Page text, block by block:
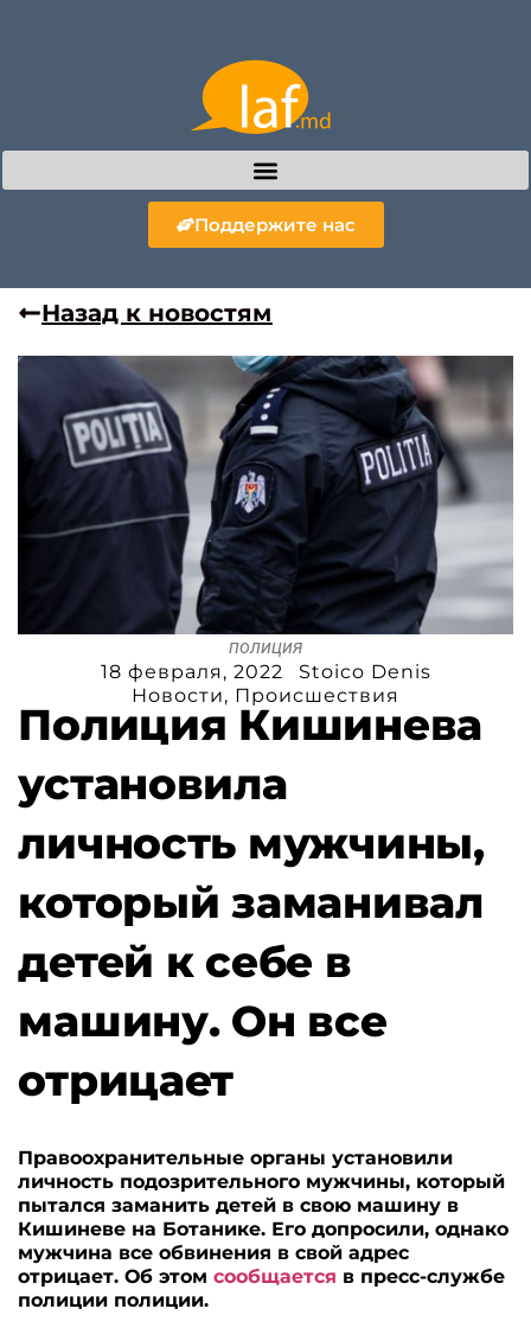
Поддержите нас
Назад к новостям
полиция
18 февраля, 2022
Stoico Denis
Новости, Происшествия
Полиция Кишинева
установила
личность мужчины,
который заманивал
детей к себе в
машину. Он все
отрицает
Правоохранительные органы установили
личность подозрительного мужчины, который
пытался заманить детей в свою машину в
Кишиневе на Ботанике. Его допросили, однако
мужчина все обвинения в свой адрес
отрицает. Об этомсообщается в пресс-службе
полиции полиции.